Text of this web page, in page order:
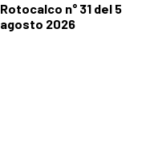
Rotocalco n° 31 del 5
agosto 2026